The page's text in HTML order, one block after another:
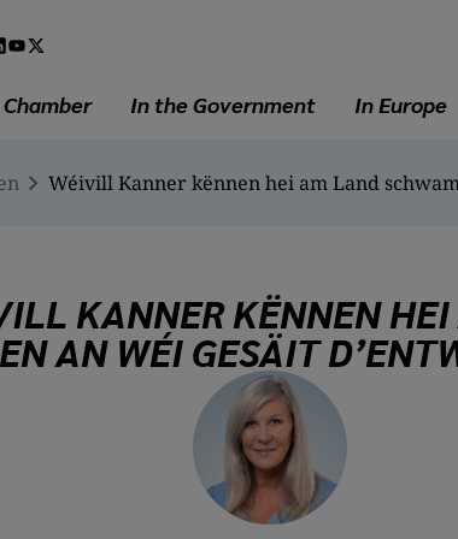
In the Government In Europe
Wéivill Kanner kënnen hei am Land
KANNER KËNNEN
AN WÉI GESÄIT